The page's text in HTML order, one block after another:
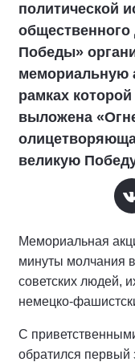
политической
Победы»
мемориальную
рамках
выложена
великую
Мемориальная
минуты молчания
советских людей,
немецко-
С
обратился первый